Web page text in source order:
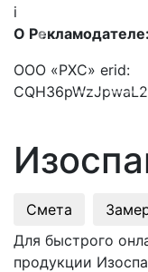
i
О Рекламодателе:
ООО «РХС» erid:
Previous
Смета
Для быстрого
продукции